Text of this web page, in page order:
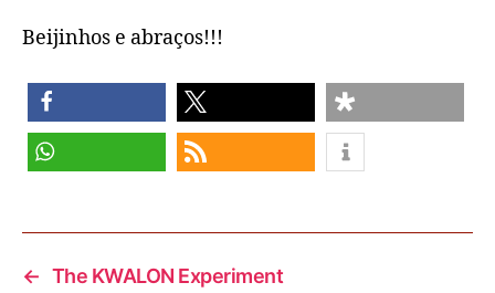
Beijinhos e abraços!!!
share share share
← The KWALON Experiment